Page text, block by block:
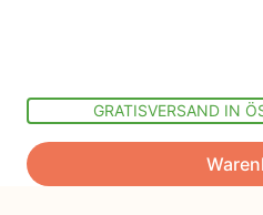
GRATISVERSAND IN